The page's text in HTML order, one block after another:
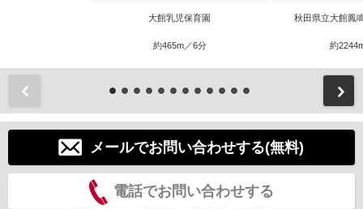
大館乳児保育園
約465m／6分
秋田県立大館鳳
約
メールでお問い合わせする(無料)
電話でお問い合わせする